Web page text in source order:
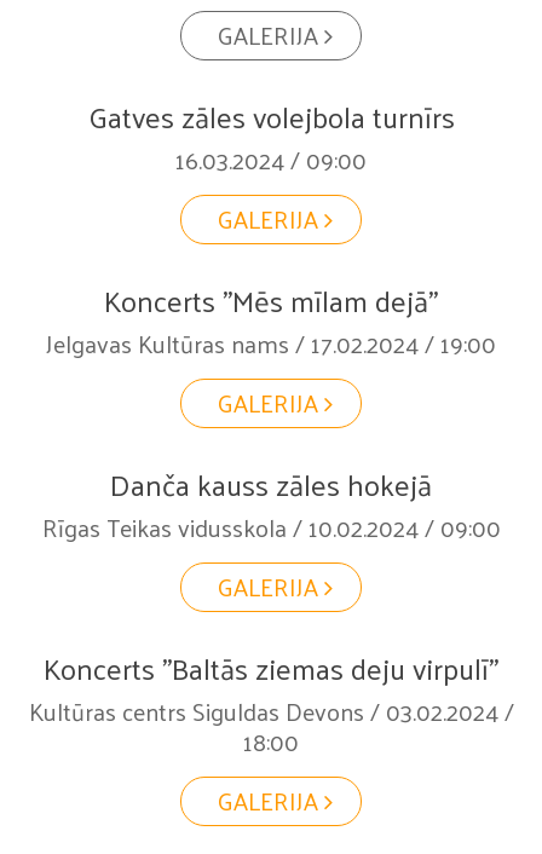
GALERIJA
Gatves zāles volejbola turnīrs
16.03.2024 / 09:00
GALERIJA
Koncerts "Mēs mīlam dejā"
Jelgavas Kultūras nams / 17.02.2024 / 19:00
GALERIJA
Danča kauss zāles hokejā
Rīgas Teikas vidusskola / 10.02.2024 / 09:00
GALERIJA
Koncerts "Baltās ziemas deju virpulī"
Kultūras centrs Siguldas Devons / 03.02.2024 /
18:00
GALERIJA